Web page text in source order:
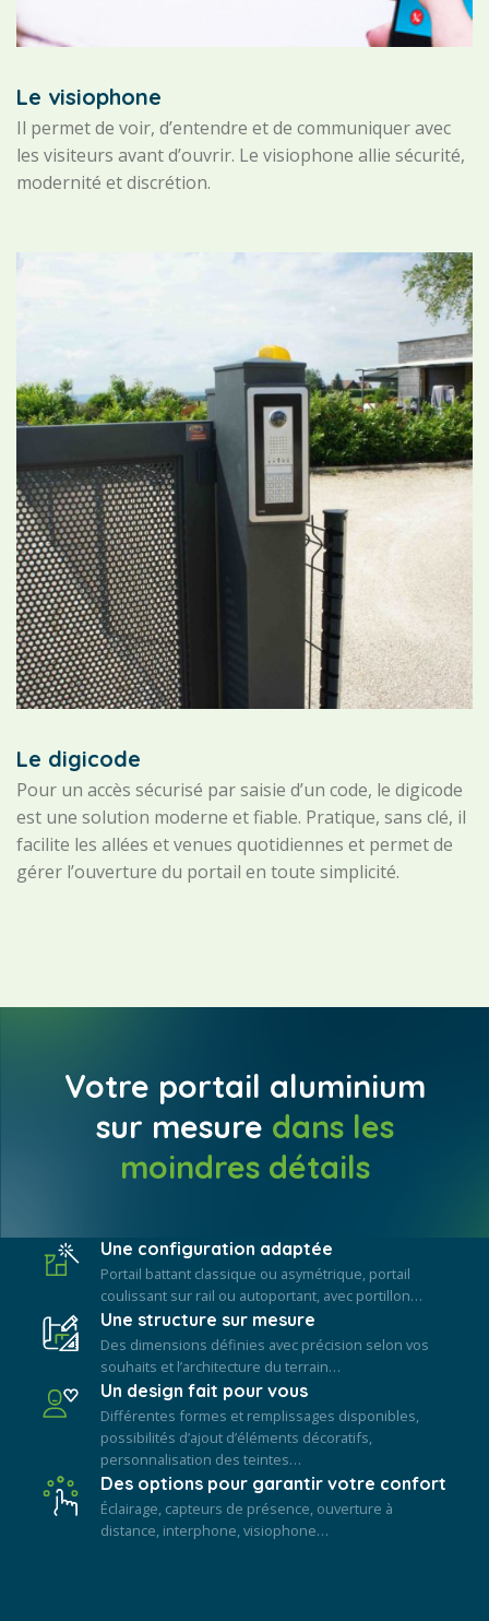
Le visiophone
Il permet de voir, d’entendre et de communiquer avec
les visiteurs avant d’ouvrir. Le visiophone allie sécurité,
modernité et discrétion.
Le digicode
Pour un accès sécurisé par saisie d’un code, le digicode
est une solution moderne et fiable. Pratique, sans clé, il
facilite les allées et venues quotidiennes et permet de
gérer l’ouverture du portail en toute simplicité.
Votre portail aluminium
sur mesure dans les
moindres détails
Une configuration adaptée
Portail battant classique ou asymétrique, portail
coulissant sur rail ou autoportant, avec portillon…
Une structure sur mesure
Des dimensions définies avec précision selon vos
souhaits et l’architecture du terrain…
Un design fait pour vous
Différentes formes et remplissages disponibles,
possibilités d’ajout d’éléments décoratifs,
personnalisation des teintes…
Des options pour garantir votre confort
Éclairage, capteurs de présence, ouverture à
distance, interphone, visiophone…